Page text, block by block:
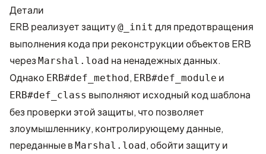
Детали
ERB реализует защиту@_init для предотвращения
выполнения кода при реконструкции объектов ERB
черезMarshal.load на ненадежных данных.
Однако ERB#def_method, ERB#def_module и
ERB#def_class выполняют исходный код шаблона
без проверки этой защиты, что позволяет
злоумышленнику, контролирующему данные,
переданные вMarshal.load, обойти защиту и